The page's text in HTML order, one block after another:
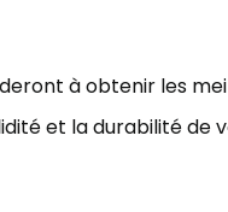
à obtenir les
et la durabilité de